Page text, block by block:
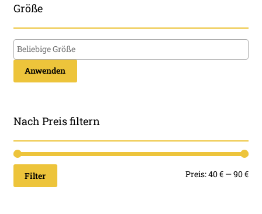
Produktseite
Größe
Anwenden
Nach Preis filtern
Filter Preis:40 € —90 €